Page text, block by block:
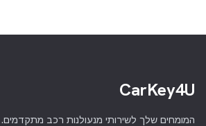
CarKey4U
המומחים שלך לשירותי מנעולנות רכב מתקדמים.